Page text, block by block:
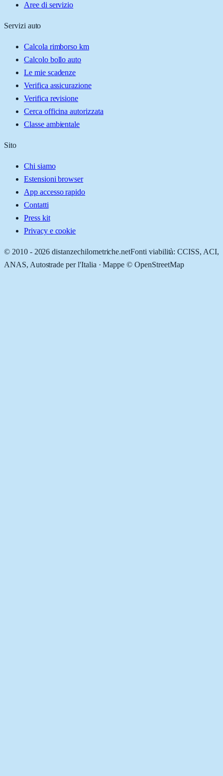
Aree di servizio
Servizi auto
Calcola rimborso km
Calcolo bollo auto
Le mie scadenze
Verifica assicurazione
Verifica revisione
Cerca officina autorizzata
Classe ambientale
Sito
Chi siamo
Estensioni browser
App accesso rapido
Contatti
Press kit
Privacy e cookie
© 2010 - 2026 distanzechilometriche.netFonti viabilità: CCISS, ACI,
ANAS, Autostrade per l'Italia · Mappe © OpenStreetMap